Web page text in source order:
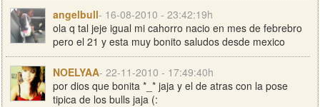
angelbull- 16-08-2010 - 23:42:19h
ola q tal jeje igual mi cahorro nacio en mes de febrebro
pero el 21 y esta muy bonito saludos desde mexico
NOELYAA- 22-11-2010 - 17:49:40h
por dios que bonita *_* jaja y el de atras con la pose
tipica de los bulls jaja (: